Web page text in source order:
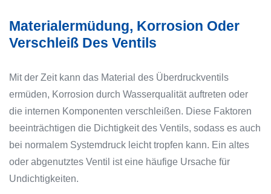
Materialermüdung, Korrosion Oder
Verschleiß Des Ventils
Mit der Zeit kann das Material des Überdruckventils
ermüden, Korrosion durch Wasserqualität auftreten oder
die internen Komponenten verschleißen. Diese Faktoren
beeinträchtigen die Dichtigkeit des Ventils, sodass es auch
bei normalem Systemdruck leicht tropfen kann. Ein altes
oder abgenutztes Ventil ist eine häufige Ursache für
Undichtigkeiten.